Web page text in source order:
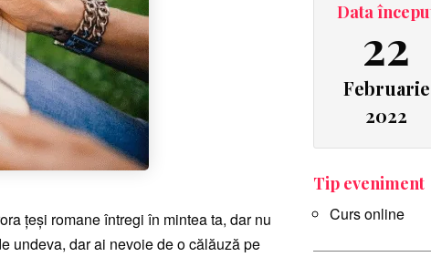
ţeşi romane întregi în mintea ta, dar nu
undeva, dar ai nevoie de o călăuză pe
Data
22
Februarie
2022
Tip eveniment
Curs online